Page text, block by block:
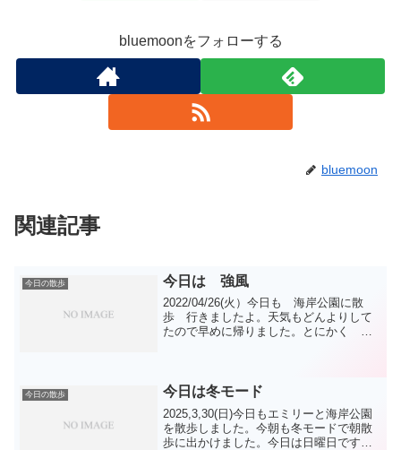
bluemoonをフォローする
bluemoon
関連記事
今日の散歩 今日は 強風
2022/04/26(火）今日も 海岸公園に散
歩 行きましたよ。天気もどんよりして
たので早めに帰りました。とにかく 風
車場に車を止め...
今日の散歩 今日は冬モード
2025,3,30(日)今日もエミリーと海岸公園
を散歩しました。今朝も冬モードで朝散
歩に出かけました。今日は日曜日です